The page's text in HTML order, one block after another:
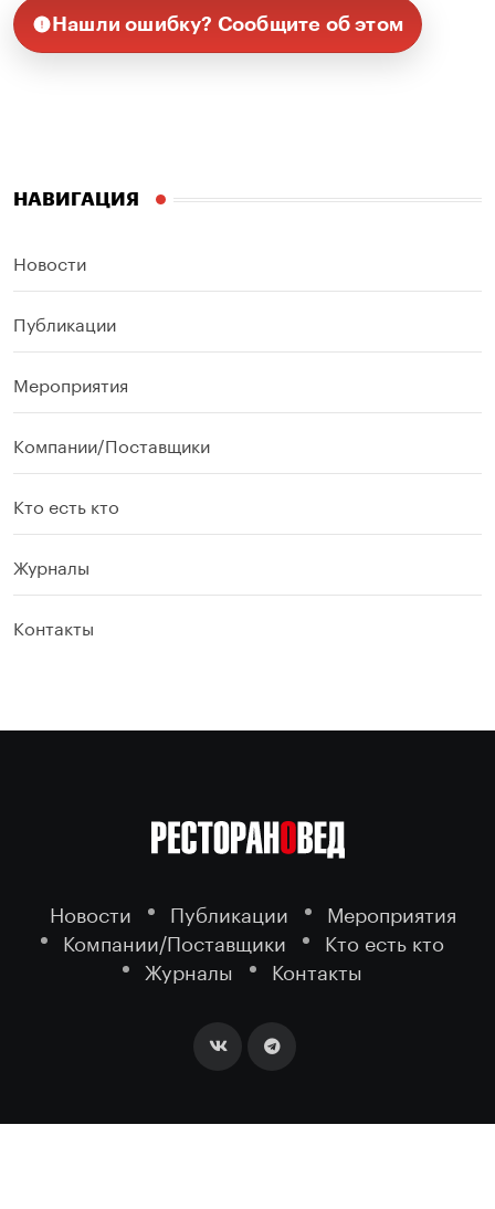
Нашли ошибку? Сообщите об этом
НАВИГАЦИЯ
Новости
Публикации
Мероприятия
Компании/Поставщики
Кто есть кто
Журналы
Контакты
Новости Публикации
Мероприятия
Компании/Поставщики
Кто есть кто
Журналы
Контакты